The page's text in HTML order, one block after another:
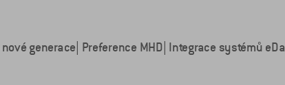
generace| Preference MHD| Integrace systémů